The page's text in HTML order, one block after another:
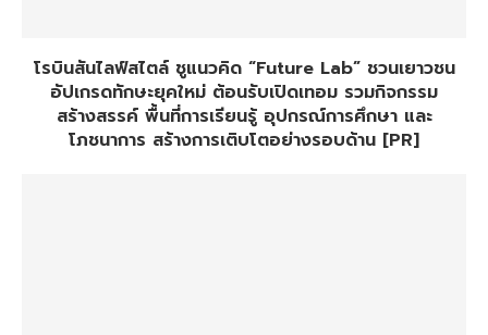
โรบินสันไลฟ์สไตล์ ชูแนวคิด “Future Lab” ชวนเยาวชน
อัปเกรดทักษะยุคใหม่ ต้อนรับเปิดเทอม รวมกิจกรรม
สร้างสรรค์ พื้นที่การเรียนรู้ อุปกรณ์การศึกษา และ
โภชนาการ สร้างการเติบโตอย่างรอบด้าน [PR]